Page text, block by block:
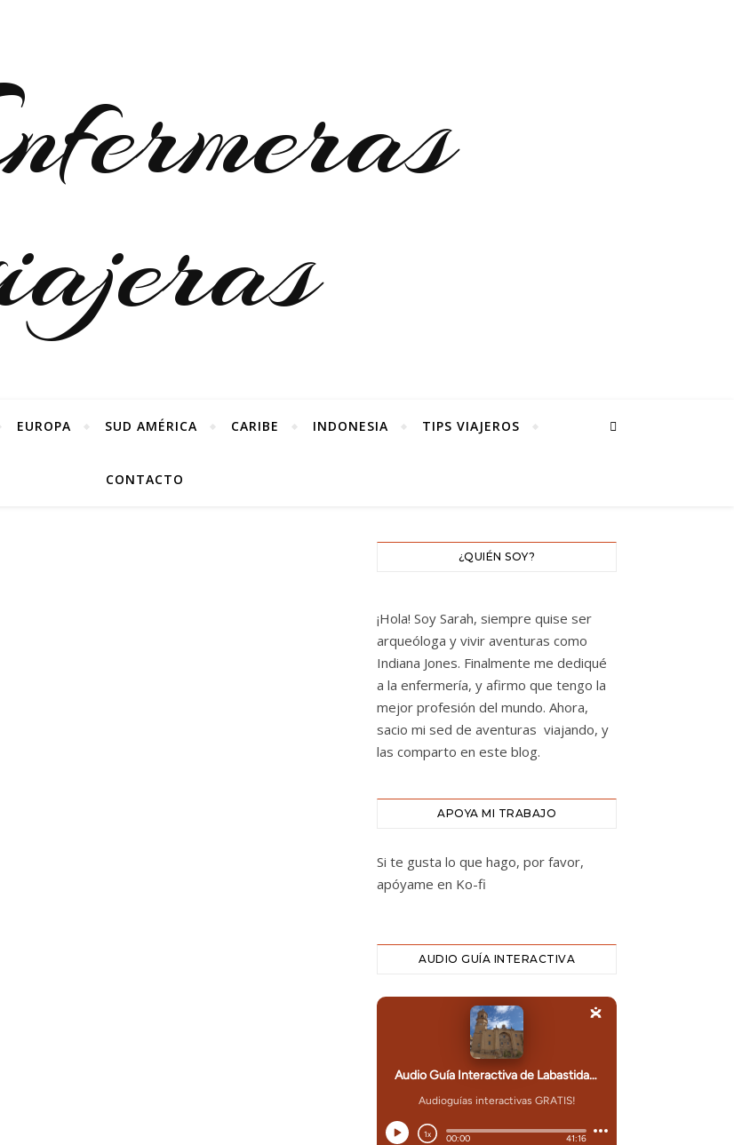
EUROPA SUD AMÉRICA CARIBE INDONESIA TIPS VIAJEROS
CONTACTO
¿QUIÉN SOY?
¡Hola! Soy Sarah, siempre quise ser
arqueóloga y vivir aventuras como
Indiana Jones. Finalmente me dediqué
a la enfermería, y afirmo que tengo la
mejor profesión del mundo. Ahora,
sacio mi sed de aventuras viajando, y
las comparto en este blog.
APOYA MI TRABAJO
Si te gusta lo que hago, por favor,
apóyame en Ko-fi
AUDIO GUÍA INTERACTIVA